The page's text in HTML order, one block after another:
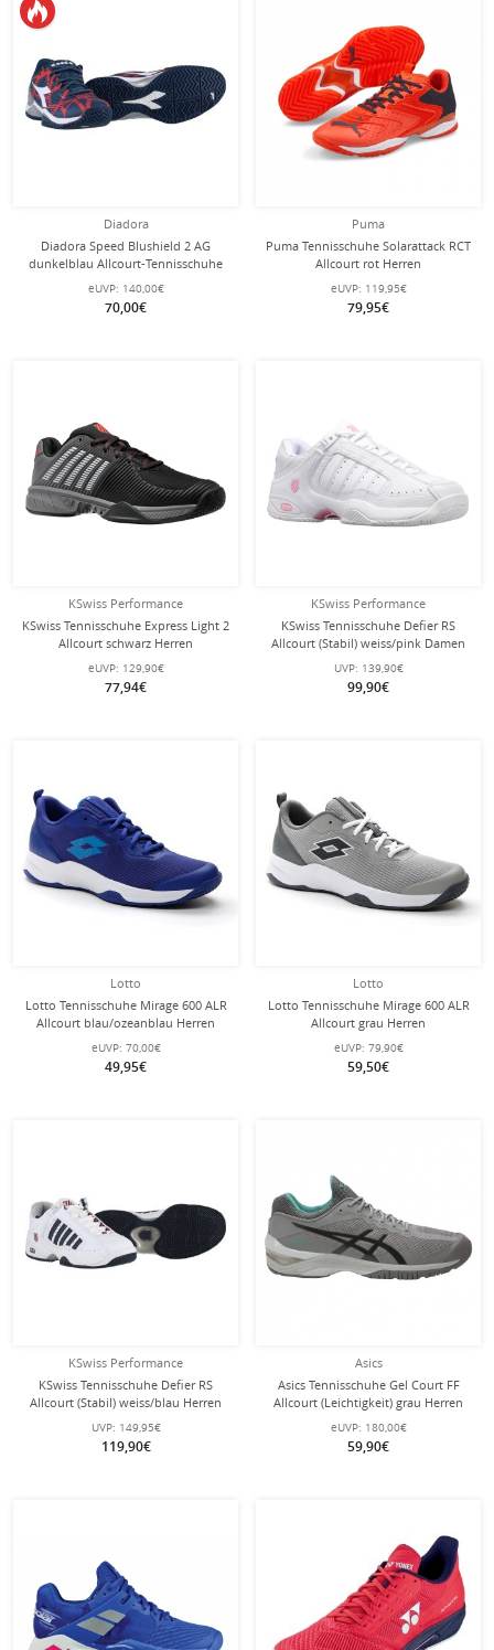
Diadora
Diadora Speed Blushield 2 AG
dunkelblau Allcourt-Tennisschuhe
Herren
eUVP: 140,00€
70,00€
Puma
Puma Tennisschuhe Solarattack RCT
Allcourt rot Herren
eUVP: 119,95€
79,95€
KSwiss Performance
KSwiss Tennisschuhe Express Light 2
Allcourt schwarz Herren
eUVP: 129,90€
77,94€
KSwiss Performance
KSwiss Tennisschuhe Defier RS
Allcourt (Stabil) weiss/pink Damen
UVP: 139,90€
99,90€
Lotto
Lotto Tennisschuhe Mirage 600 ALR
Allcourt blau/ozeanblau Herren
eUVP: 70,00€
49,95€
Lotto
Lotto Tennisschuhe Mirage 600 ALR
Allcourt grau Herren
eUVP: 79,90€
59,50€
KSwiss Performance
KSwiss Tennisschuhe Defier RS
Allcourt (Stabil) weiss/blau Herren
UVP: 149,95€
119,90€
Asics
Asics Tennisschuhe Gel Court FF
Allcourt (Leichtigkeit) grau Herren
eUVP: 180,00€
59,90€